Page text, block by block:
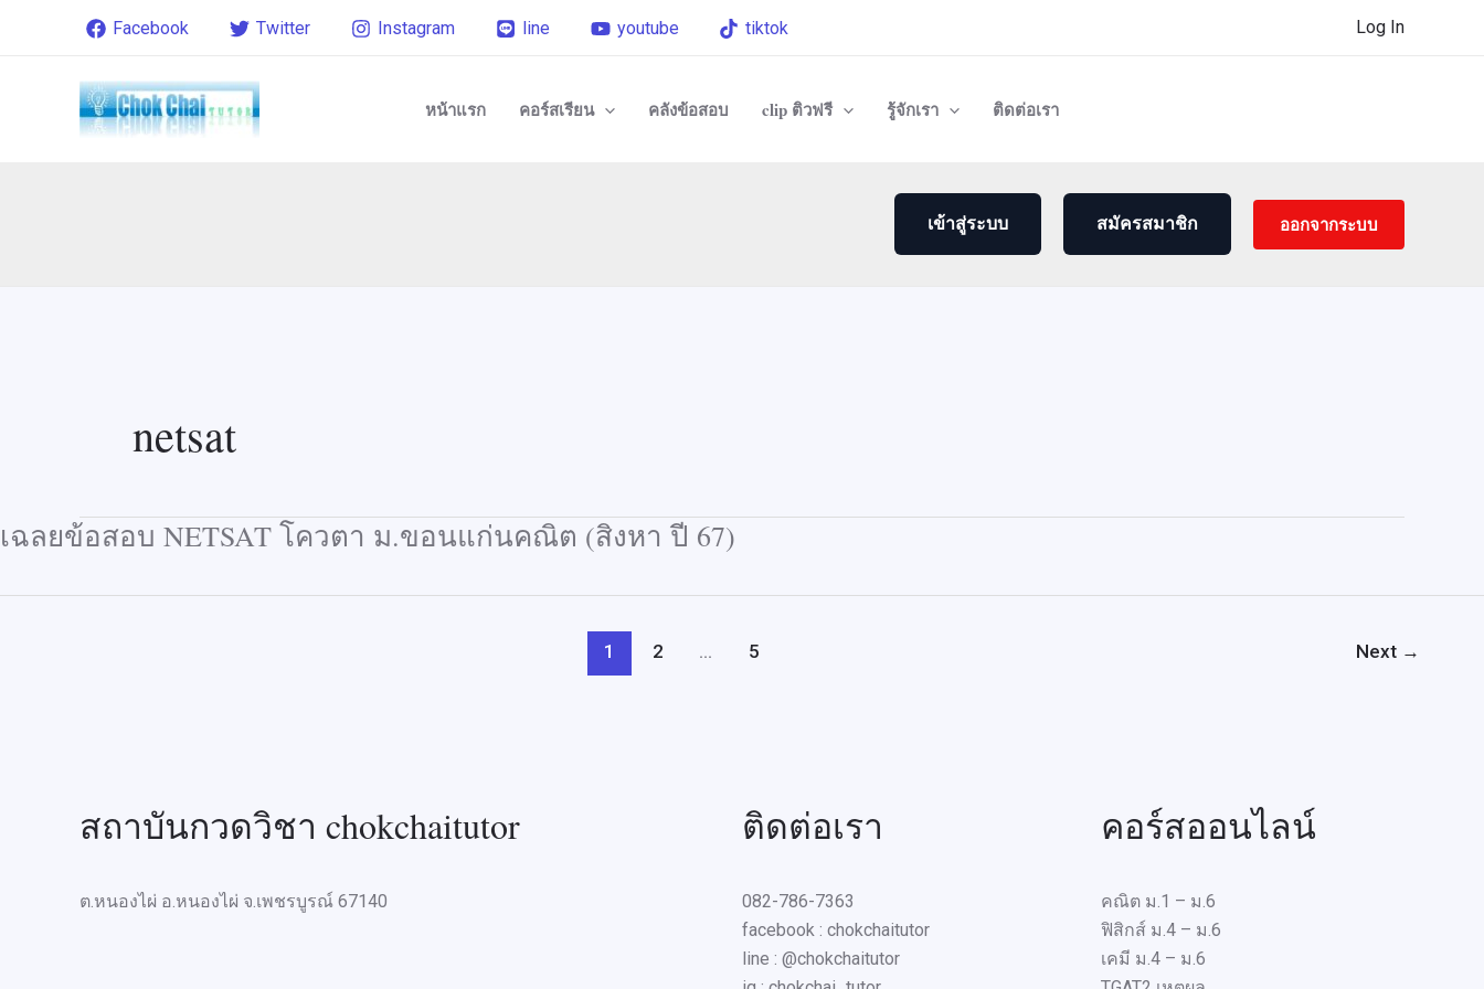
Facebook Twitter Instagram line youtube tiktok Log In
หน้าแรก คอร์สเรียน คลังข้อสอบ clip ติวฟรี รู้จักเรา ติดต่อเรา
เข้าสู่ระบบ สมัครสมาชิก ออกจากระบบ
netsat
เฉลยข้อสอบ NETSAT โควตา ม.ขอนแก่นคณิต (สิงหา ปี 67)
pagination
1 2 … 5 Next →
สถาบันกวดวิชา chokchaitutor
ต.หนองไผ่ อ.หนองไผ่ จ.เพชรบูรณ์ 67140
ติดต่อเรา
082-786-7363
facebook : chokchaitutor
line : @chokchaitutor
คอร์สออนไลน์
คณิต ม.1 – ม.6
ฟิสิกส์ ม.4 – ม.6
เคมี ม.4 – ม.6